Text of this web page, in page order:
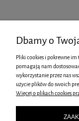
MŁYNEK DO
Dbamy o
Pliki cookies i pokrewne
pomagają nam
wykorzystanie przez nas
użycie plików do swoich
Więcej o plikach cookies